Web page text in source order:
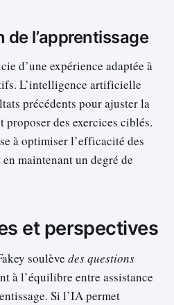
de l’apprentissage
d’une expérience adaptée à
L’intelligence artificielle
précédents pour ajuster la
des exercices ciblés.
à optimiser l’efficacité des
maintenant un degré de
et perspectives
soulève des questions
à l’équilibre entre assistance
Si l’IA permet